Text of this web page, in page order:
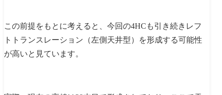
この前提をもとに考えると、今回の4HCも引き続きレフ
トトランスレーション（左側天井型）を形成する可能性
が高いと見ています。